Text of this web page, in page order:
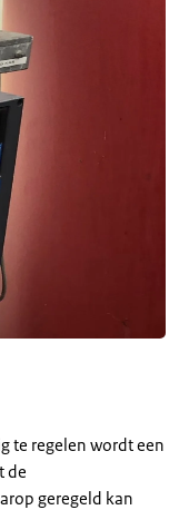
te regelen wordt een
de
geregeld kan